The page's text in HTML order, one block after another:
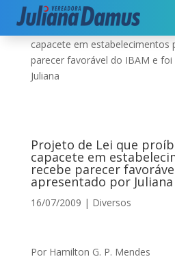
Início|Diversos|Projeto de
capacete em estabelecimentos
parecer favorável do IBAM e
Juliana
Projeto de Lei que
capacete em
recebe parecer
apresentado por Juliana
16/07/2009 | Diversos
Por Hamilton G. P. Mendes